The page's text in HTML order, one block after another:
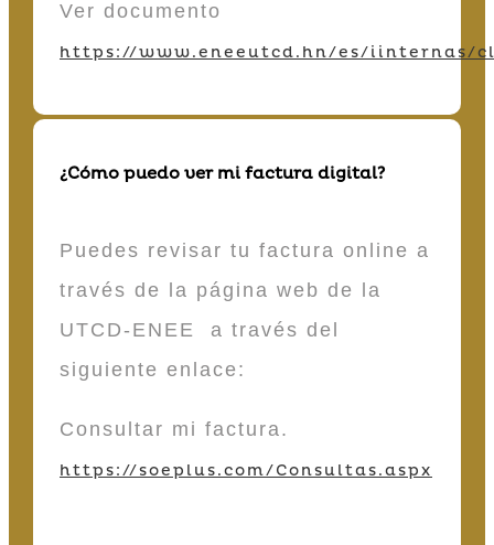
Ver documento
https://www.eneeutcd.hn/es/iinternas/
¿Cómo puedo ver mi factura digital?
Puedes revisar tu factura online a
través de la página web de la
UTCD-ENEE a través del
siguiente enlace:
Consultar mi factura.
https://soeplus.com/Consultas.aspx